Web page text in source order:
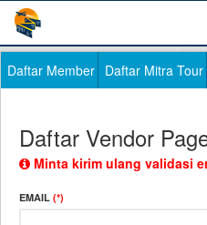
Daftar Member Daftar Mitra Tour
Daftar Vendor
Minta kirim ulang validasi
EMAIL (*)